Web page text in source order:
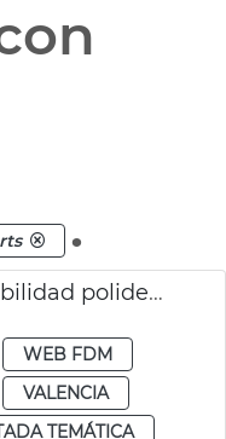
.
Aprobación estudios viabilidad polideportivos San Isidro Marxalenes
WEB FDM
VALENCIA
TEMÁTICA